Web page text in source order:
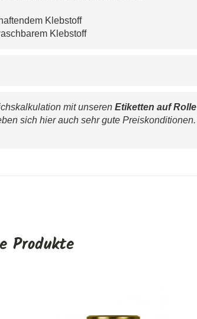
Klebstoff
Klebstoff
mit unseren Etiketten auf Rolle
sich hier auch sehr gute Preiskonditionen.
Produkte